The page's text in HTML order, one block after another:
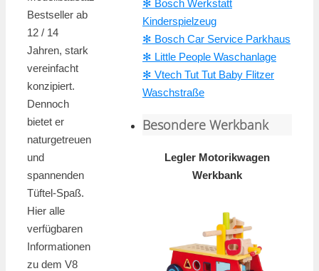
Bestseller ab
12 / 14
Jahren, stark
vereinfacht
konzipiert.
Dennoch
bietet er
naturgetreuen
und
spannenden
Tüftel-Spaß.
Hier alle
verfügbaren
Informationen
zu dem V8
✻ Bosch Werkstatt
Kinderspielzeug
✻ Bosch Car Service Parkhaus
✻ Little People Waschanlage
✻ Vtech Tut Tut Baby Flitzer
Waschstraße
Besondere Werkbank
Legler Motorikwagen
Werkbank